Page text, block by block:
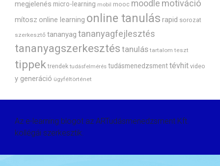
megjelenés micro-learning mobil mooc moodle motiváció
mítosz online learning online tanulás rapid sorozat
szerkesztő tananyag tananyagfejlesztés
tananyagszerkesztés tanulás tartalom teszt
tippek trendek tudásfelmérés tudásmenedzsmenttévhit video
y generáció ügyféltörténet
Az e-learning blogot az ARTudásmenedzsment Kft.
kollégái szerkesztik.